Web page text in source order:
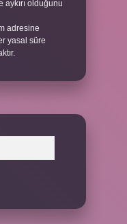
olduğunu
adresine
yasal süre